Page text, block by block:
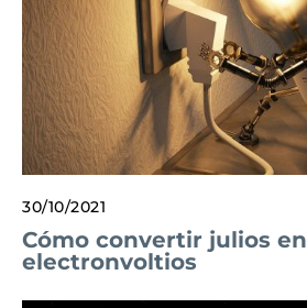
30/10/2021
Cómo convertir julios en
electronvoltios